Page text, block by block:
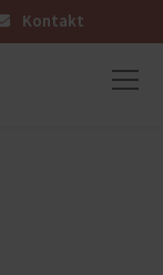
Kontakt